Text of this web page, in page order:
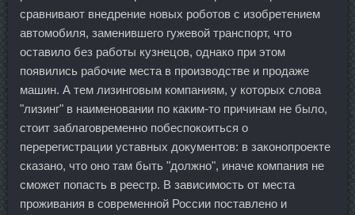
сравнивают внедрение новых роботов с изобретением
автомобиля, заменившего гужевой транспорт, что
оставило без работы кузнецов, однако при этом
появились рабочие места в производстве и продаже
машин. А тем лизинговым компаниям, у которых слова
"лизинг" в наименовании по каким-то причинам не было,
стоит заблаговременно побеспокоиться о
перерегистрации уставных документов: в законопроекте
сказано, что оно там быть "должно", иначе компания не
сможет попасть в реестр. В зависимость от места
проживания в современной России поставлено и